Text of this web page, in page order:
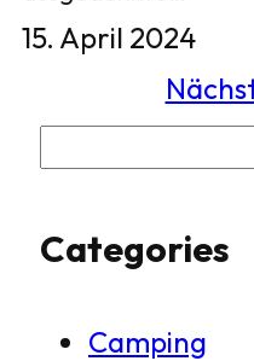
15. April 2024
c
Categories
Camping